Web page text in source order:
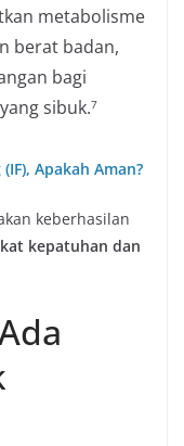
metabolisme
berat badan,
bagi
sibuk.7
Apakah Aman?
keberhasilan
kepatuhan dan